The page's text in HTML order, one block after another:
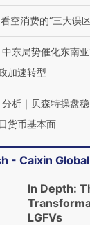
金
们甘
粒摇头丸
届链博
看空消费的“三大误
中东局势催化东南
加速转型
分析｜贝森特操盘
货币基本面
- Caixin Global
In Depth:
LGFVs